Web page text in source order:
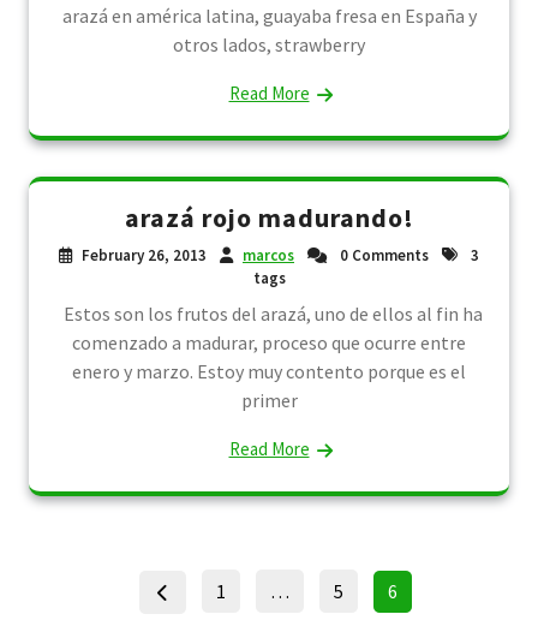
arazá en américa latina, guayaba fresa en España y
otros lados, strawberry
Read More
arazá rojo madurando!
February 26, 2013 marcos 0 Comments
3
tags
Estos son los frutos del arazá, uno de ellos al fin ha
comenzado a madurar, proceso que ocurre entre
enero y marzo. Estoy muy contento porque es el
primer
Read More
Posts
pagination
Page
1 … Page
5 Page
6